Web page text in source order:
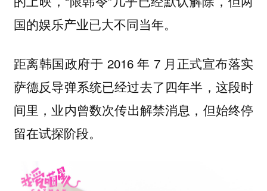
国的娱乐产业已大不同当年。
距离韩国政府于 2016 年 7 月正式宣布落实
萨德反导弹系统已经过去了四年半，这段时
间里 ，业内曾数次传出解禁消息，但始终停
留在试探阶段。